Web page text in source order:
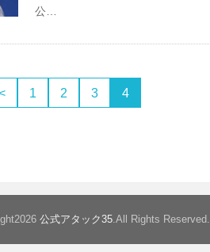
公…
1 2 3 4
公式アタック35.All Rights Reserved.